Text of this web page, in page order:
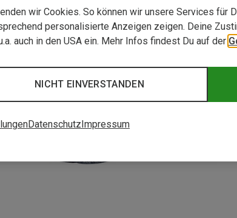
wir Cookies. So können wir unsere Services für
personalisierte Anzeigen zeigen. Deine
auch in den USA ein. Mehr Infos findest Du auf der
NICHT EINVERSTANDEN
DatenschutzImpressum